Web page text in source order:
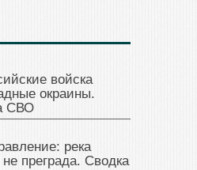
войска
окраины.
СВО
река
преграда. Сводка